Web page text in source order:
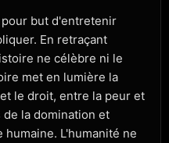
but d'entretenir
En retraçant
ne célèbre ni le
met en lumière la
le droit, entre la peur et
la domination et
L'humanité ne